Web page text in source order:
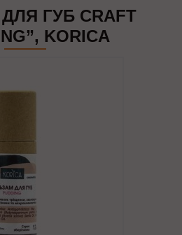
ГУБ CRAFT
KORICA